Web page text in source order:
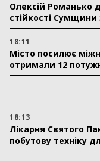
Олексій Романько
стійкості Сумщини
18:11
Місто посилює
отримали 12
18:13
Лікарня Святого
побутову техніку